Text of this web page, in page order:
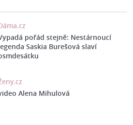
pořád stejně: Nestárnoucí
Saskia Burešová slaví
Alena Mihulová